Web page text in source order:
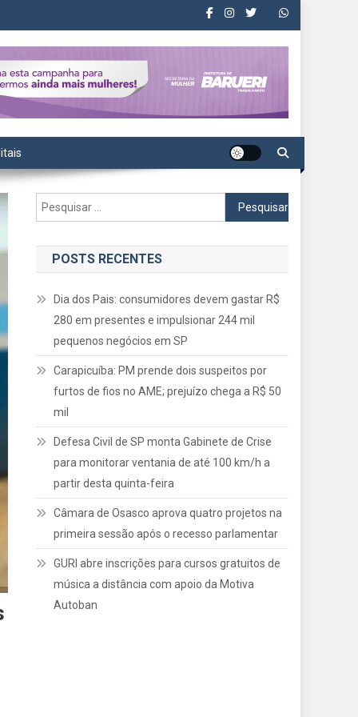
Pesquisar
por:
POSTS RECENTES
Dia dos Pais: consumidores devem gastar R$
280 em presentes e impulsionar 244 mil
pequenos negócios em SP
Carapicuíba: PM prende dois suspeitos por
furtos de fios no AME; prejuízo chega a R$ 50
mil
Defesa Civil de SP monta Gabinete de Crise
para monitorar ventania de até 100 km/h a
partir desta quinta-feira
Câmara de Osasco aprova quatro projetos na
primeira sessão após o recesso parlamentar
GURI abre inscrições para cursos gratuitos de
música a distância com apoio da Motiva
Autoban